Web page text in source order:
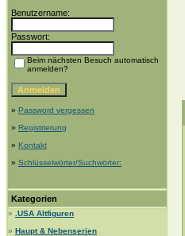
Benutzername:
Passwort:
Beim nächsten Besuch automatisch
anmelden?
» Password vergessen
» Registrierung
» Kontakt
» Schlüsselwörter/Suchwörter:
Kategorien
»
.USA Altfiguren
» Haupt & Nebenserien